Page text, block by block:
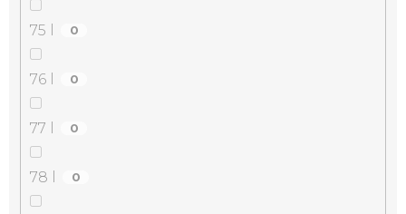
75 l 0
76 l 0
77 l 0
78 l 0